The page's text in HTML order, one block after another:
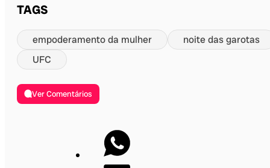
TAGS
empoderamento da mulher
noite das garotas
UFC
Ver Comentários